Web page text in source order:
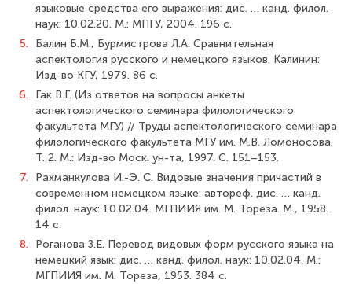
языковые средства его выражения: дис. … канд. филол.
наук: 10.02.20. М.: МПГУ, 2004. 196 с.
5.
Балин Б.М., Бурмистрова Л.А. Сравнительная
аспектология русского и не­мецкого языков. Калинин:
Изд-во КГУ, 1979. 86 с.
6.
Гак В.Г. (Из ответов на вопросы анкеты
аспектологического семинара филоло­гического
факультета МГУ) // Труды аспектологического семинара
филологического фа­культета МГУ им. М.В. Ломоносова.
Т. 2. М.: Изд-во Моск. ун-та, 1997. С. 151–153.
7.
Рахманкулова И.-Э. С. Видовые значения причастий в
современном немецком языке: автореф. дис. … канд.
филол. наук: 10.02.04. МГПИИЯ им. М. Тореза. М., 1958.
14 с.
8.
Роганова З.Е. Перевод видовых форм русского языка на
немецкий язык: дис. … канд. филол. наук: 10.02.04. М.:
МГПИИЯ им. М. Тореза, 1953. 384 с.